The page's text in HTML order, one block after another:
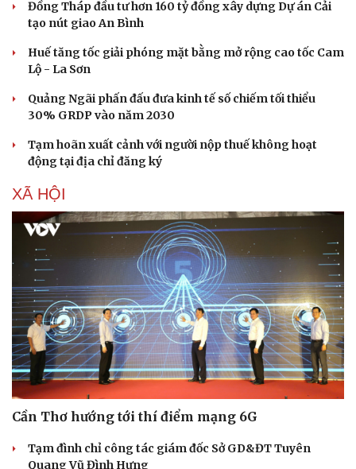
Đồng Tháp đầu tư hơn 160 tỷ đồng xây dựng Dự án Cải
tạo nút giao An Bình
Huế tăng tốc giải phóng mặt bằng mở rộng cao tốc Cam
Lộ - La Sơn
Quảng Ngãi phấn đấu đưa kinh tế số chiếm tối thiểu
30% GRDP vào năm 2030
Tạm hoãn xuất cảnh với người nộp thuế không hoạt
động tại địa chỉ đăng ký
XÃ HỘI
Cần Thơ hướng tới thí điểm mạng 6G
Tạm đình chỉ công tác giám đốc Sở GD&ĐT Tuyên
Quang Vũ Đình Hưng